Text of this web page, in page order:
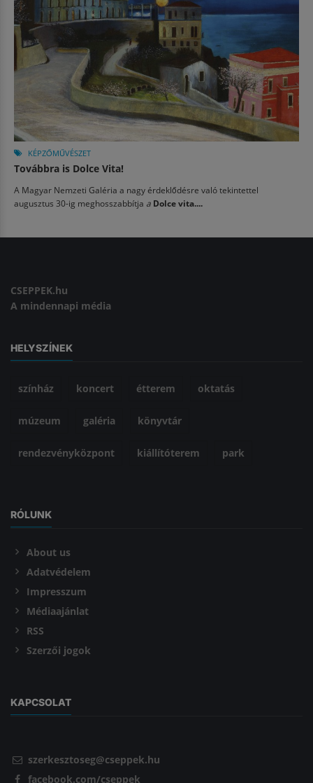
KÉPZŐMŰVÉSZET
Továbbra is Dolce Vita!
A Magyar Nemzeti Galéria a nagy érdeklődésre való tekintettel
augusztus 30-ig meghosszabbítja a Dolce vita....
CSEPPEK.hu
A mindennapi média
HELYSZÍNEK
színház koncert étterem oktatás
múzeum galéria könyvtár
rendezvényközpont kiállítóterem park
RÓLUNK
About us
Adatvédelem
Impresszum
Médiaajánlat
RSS
Szerzői jogok
KAPCSOLAT
szerkesztoseg@cseppek.hu
facebook.com/cseppek